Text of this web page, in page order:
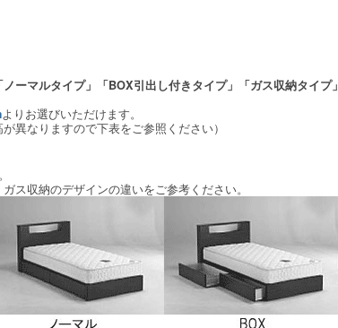
ノーマルタイプ」「BOX引出し付きタイプ」「ガス収納タイプ」
よりお選びいただけます。
異なりますので下表をご参照ください）
ス収納のデザインの違いをご参考ください。